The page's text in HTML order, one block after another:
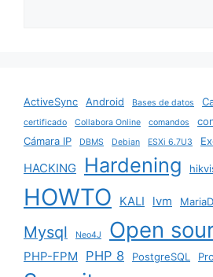
ActiveSync Android Bases de datos
certificado Collabora Online comandos
Cámara IP DBMS Debian ESXi 6.7U3
HACKING Hardening
HOWTO KALI lvm
Mysql Neo4J Open
PHP-FPM PHP 8 PostgreSQL